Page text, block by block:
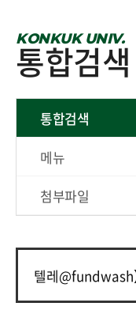
KONKUK UNIV.
통합검색
통합검색
메뉴
첨부파일